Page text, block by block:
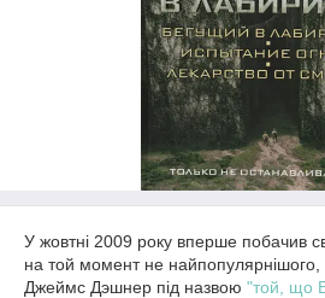
У жовтні 2009 року вперше побачив
на той момент не найпопулярнішого,
Джеймс Дэшнер під назвою "той, що